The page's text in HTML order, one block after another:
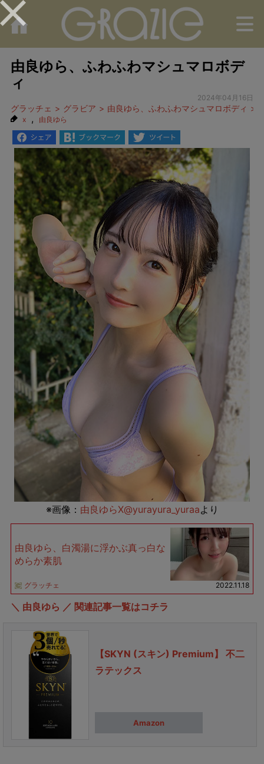
由良ゆら、ふわふわマシュマロボデ
ィ
2024年04月16日
グラッチェ グラビア 由良ゆら、ふわふわマシュマロボディ
x , 由良ゆら
※画像： 由良ゆらX@yurayura_yuraaより
由良ゆら、白濁湯に浮かぶ真っ白な
めらか素肌
グラッチェ 2022.11.18
＼ 由良ゆら ／ 関連記事一覧はコチラ
【SKYN (スキン) Premium】 不二
ラテックス
Amazon